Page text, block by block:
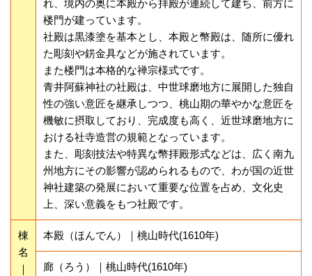
れ、境内の奥に本殿から拝殿が連続して建ち、前方に
楼門が建っています。
社殿は黒漆塗を基本とし、本殿と幣殿は、随所に優れ
た彫刻や錺金具などが施されています。
また楼門は本格的な禅宗様式です。
青井阿蘇神社の社殿は、中世球磨地方に展開した独自
性の強い意匠を継承しつつ、桃山期の華やかな意匠を
機敏に摂取しており、完成度も高く、近世球磨地方に
おける社寺造営の規範となっています。
また、彫刻技法や特異な幣拝殿形式などは、広く南九
州地方にその影響が認められるもので、わが国の近世
神社建築の発展において重要な位置を占め、文化史
上、深い意義をもつ社殿です。
棟
名
｜
本殿（ほんでん）｜桃山時代(1610年)
廊（ろう）｜桃山時代(1610年)